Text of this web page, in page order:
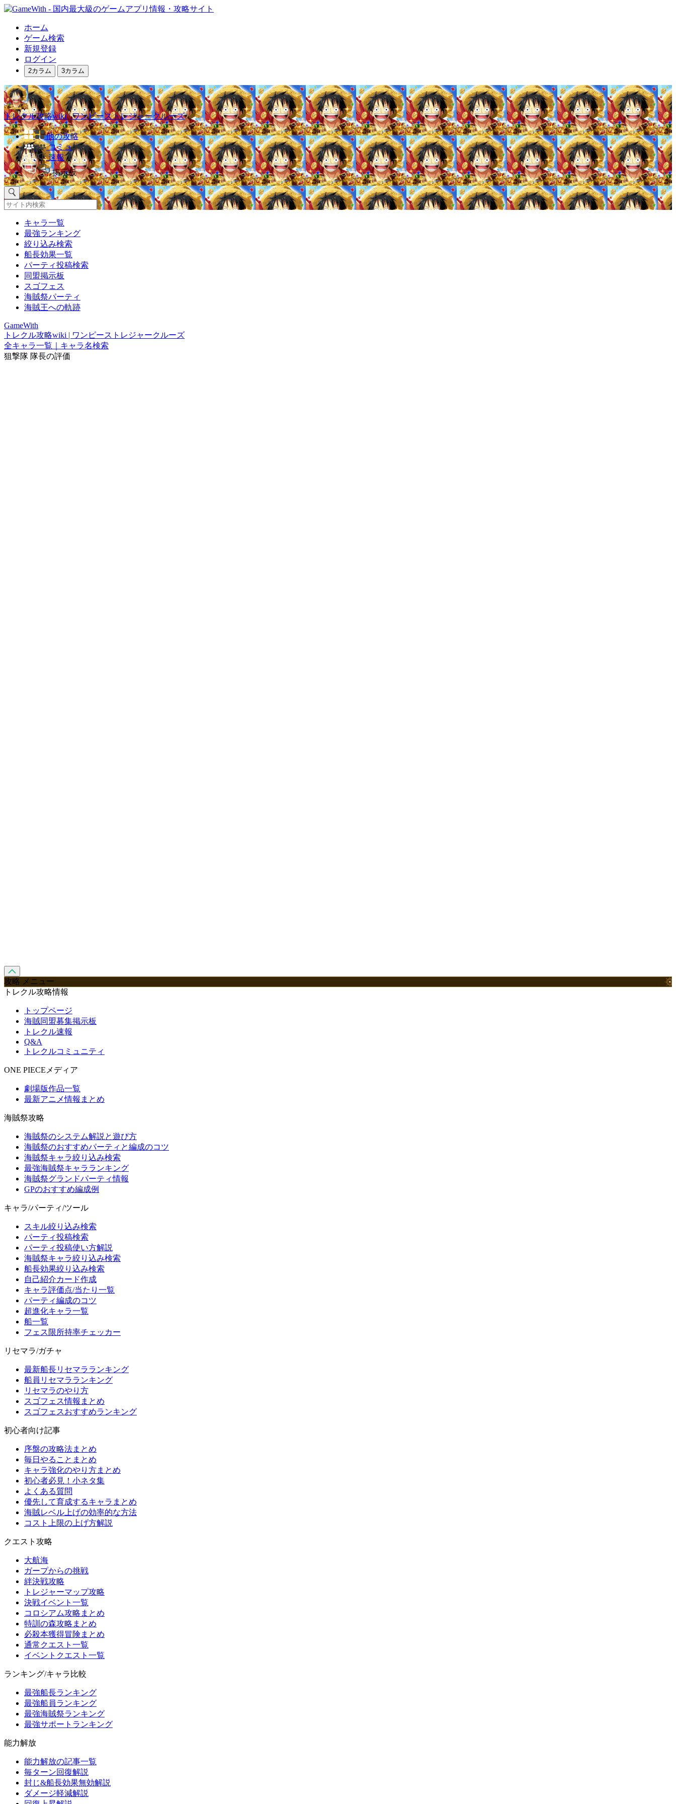
ホーム
ゲーム検索
新規登録
ログイン
2カラム 3カラム
トレクル攻略wiki | ワンピーストレジャークルーズ
他の攻略
コミュ
速報
掲示板
キャラ一覧
最強ランキング
絞り込み検索
船長効果一覧
パーティ投稿検索
同盟掲示板
スゴフェス
海賊祭パーティ
海賊王への軌跡
GameWith
トレクル攻略wiki | ワンピーストレジャークルーズ
全キャラ一覧｜キャラ名検索
狙撃隊 隊長の評価
攻略 メニュー
トレクル攻略情報
トップページ
海賊同盟募集掲示板
トレクル速報
Q&A
トレクルコミュニティ
ONE PIECEメディア
劇場版作品一覧
最新アニメ情報まとめ
海賊祭攻略
海賊祭のシステム解説と遊び方
海賊祭のおすすめパーティと編成のコツ
海賊祭キャラ絞り込み検索
最強海賊祭キャラランキング
海賊祭グランドパーティ情報
GPのおすすめ編成例
キャラ/パーティ/ツール
スキル絞り込み検索
パーティ投稿検索
パーティ投稿使い方解説
海賊祭キャラ絞り込み検索
船長効果絞り込み検索
自己紹介カード作成
キャラ評価点/当たり一覧
パーティ編成のコツ
超進化キャラ一覧
船一覧
フェス限所持率チェッカー
リセマラ/ガチャ
最新船長リセマラランキング
船員リセマラランキング
リセマラのやり方
スゴフェス情報まとめ
スゴフェスおすすめランキング
初心者向け記事
序盤の攻略法まとめ
毎日やることまとめ
キャラ強化のやり方まとめ
初心者必見！小ネタ集
よくある質問
優先して育成するキャラまとめ
海賊レベル上げの効率的な方法
コスト上限の上げ方解説
クエスト攻略
大航海
ガープからの挑戦
絆決戦攻略
トレジャーマップ攻略
決戦イベント一覧
コロシアム攻略まとめ
特訓の森攻略まとめ
必殺本獲得冒険まとめ
通常クエスト一覧
イベントクエスト一覧
ランキング/キャラ比較
最強船長ランキング
最強船員ランキング
最強海賊祭ランキング
最強サポートランキング
能力解放
能力解放の記事一覧
毎ターン回復解説
封じ&船長効果無効解説
ダメージ軽減解説